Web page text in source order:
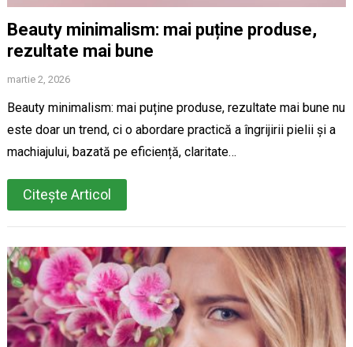
Beauty minimalism: mai puține produse,
rezultate mai bune
martie 2, 2026
Beauty minimalism: mai puține produse, rezultate mai bune nu
este doar un trend, ci o abordare practică a îngrijirii pielii și a
machiajului, bazată pe eficiență, claritate…
Citește Articol